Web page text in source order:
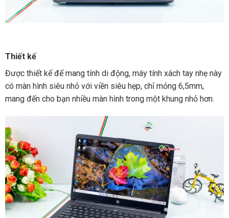
Thiết kế
Được thiết kế để mang tính di động, máy tính xách tay nhẹ này
có màn hình siêu nhỏ với viền siêu hẹp, chỉ mỏng 6,5mm,
mang đến cho bạn nhiều màn hình trong một khung nhỏ hơn.